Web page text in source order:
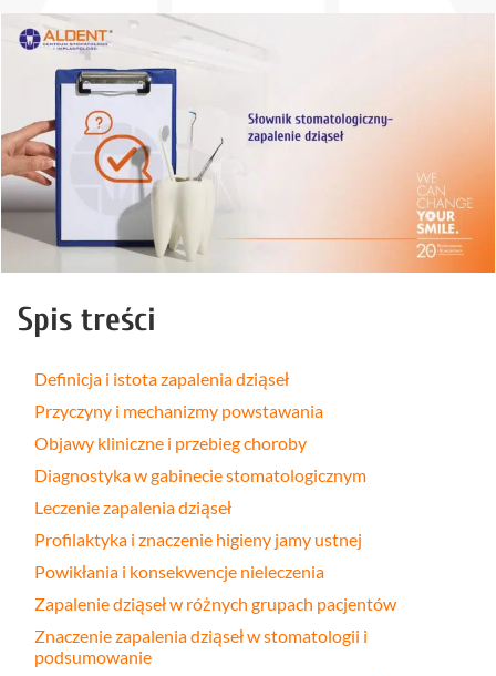
Spis treści
Definicja i istota zapalenia dziąseł
Przyczyny i mechanizmy powstawania
Objawy kliniczne i przebieg choroby
Diagnostyka w gabinecie stomatologicznym
Leczenie zapalenia dziąseł
Profilaktyka i znaczenie higieny jamy ustnej
Powikłania i konsekwencje nieleczenia
Zapalenie dziąseł w różnych grupach pacjentów
Znaczenie zapalenia dziąseł w stomatologii i
podsumowanie